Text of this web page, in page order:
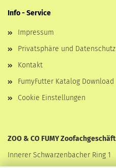
Info - Service
Impressum
Privatsphäre und Datenschutz
Kontakt
FumyFutter Katalog Download
Cookie Einstellungen
ZOO & CO FUMY Zoofachgeschäft
Innerer Schwarzenbacher Ring 1